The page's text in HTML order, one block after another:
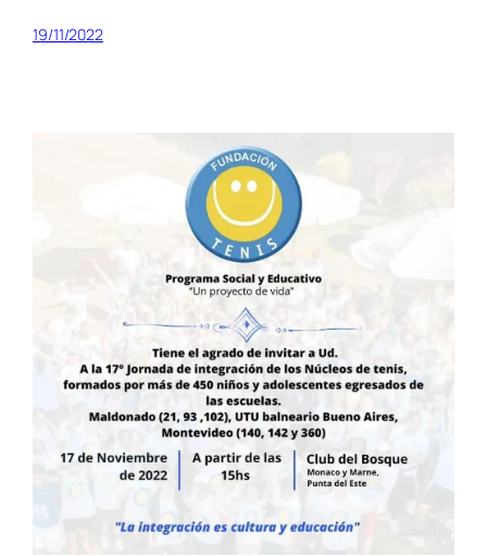
19/11/2022